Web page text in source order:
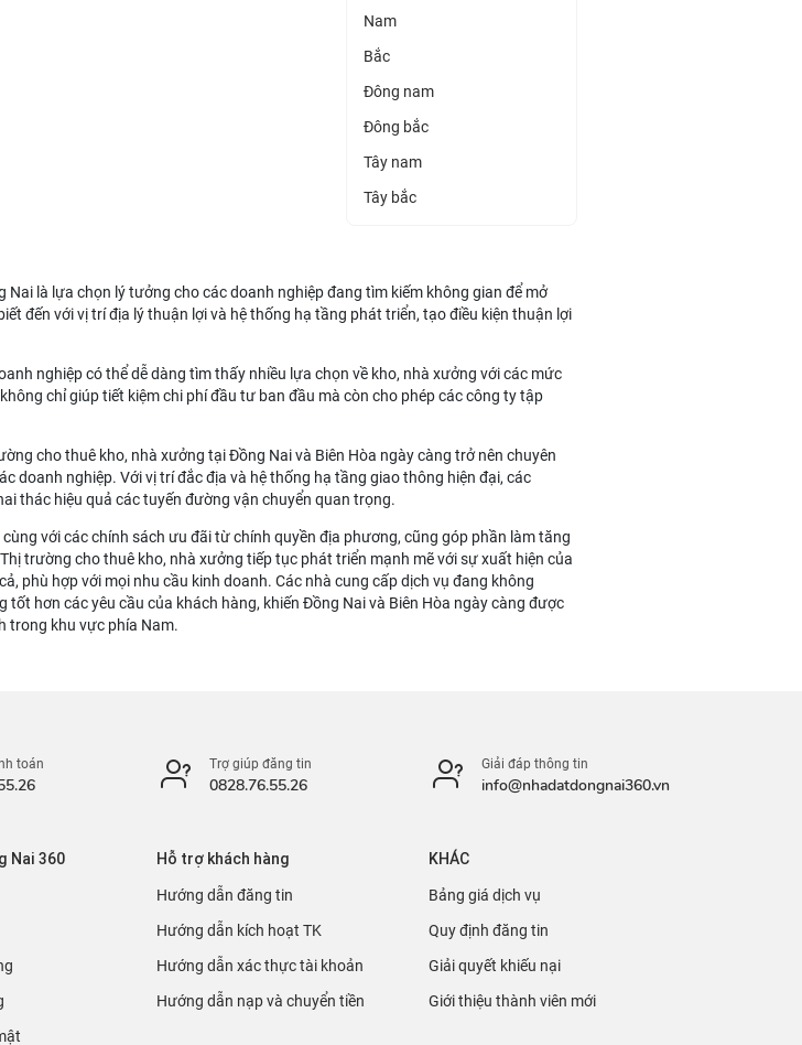
Nam
Bắc
Đông nam
Đông bắc
Tây nam
Tây bắc
Nai là lựa chọn lý tưởng cho các doanh nghiệp đang tìm kiếm không gian để mở
đến với vị trí địa lý thuận lợi và hệ thống hạ tầng phát triển, tạo điều kiện thuận lợi
nghiệp có thể dễ dàng tìm thấy nhiều lựa chọn về kho, nhà xưởng với các mức
chỉ giúp tiết kiệm chi phí đầu tư ban đầu mà còn cho phép các công ty tập
cho thuê kho, nhà xưởng tại Đồng Nai và Biên Hòa ngày càng trở nên chuyên
doanh nghiệp. Với vị trí đắc địa và hệ thống hạ tầng giao thông hiện đại, các
thác hiệu quả các tuyến đường vận chuyển quan trọng.
với các chính sách ưu đãi từ chính quyền địa phương, cũng góp phần làm tăng
trường cho thuê kho, nhà xưởng tiếp tục phát triển mạnh mẽ với sự xuất hiện của
phù hợp với mọi nhu cầu kinh doanh. Các nhà cung cấp dịch vụ đang không
hơn các yêu cầu của khách hàng, khiến Đồng Nai và Biên Hòa ngày càng được
trong khu vực phía Nam.
toán Trợ giúp đăng tin
0828.76.55.26
Giải đáp thông tin
info@nhadatdongnai360.vn
Nai 360 Hỗ trợ khách hàng
Hướng dẫn đăng tin
Hướng dẫn kích hoạt TK
Hướng dẫn xác thực tài khoản
Hướng dẫn nạp và chuyển tiền
KHÁC
Bảng giá dịch vụ
Quy định đăng tin
Giải quyết khiếu nại
Giới thiệu thành viên mới